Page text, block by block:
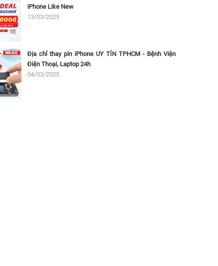
iPhone Like New
13/03/2025
Địa chỉ thay pin iPhone UY TÍN TPHCM - Bệnh Viện
Điện Thoại, Laptop 24h
04/03/2025